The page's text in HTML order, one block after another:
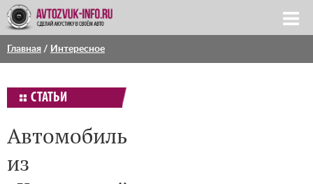
Главная / Интересное
СТАТЬИ
Автомобиль
из